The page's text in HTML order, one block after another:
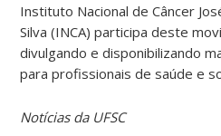
Instituto Nacional de Câncer
Silva (INCA) participa deste
divulgando e disponibilizando
para profissionais de saúde e
Notícias da UFSC